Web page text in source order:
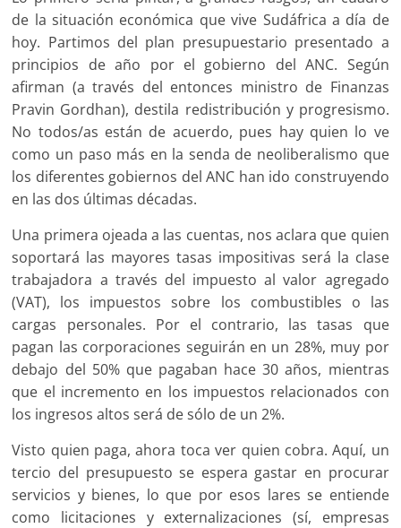
de la situación económica que vive Sudáfrica a día de
hoy. Partimos del plan presupuestario presentado a
principios de año por el gobierno del ANC. Según
afirman (a través del entonces ministro de Finanzas
Pravin Gordhan), destila redistribución y progresismo.
No todos/as están de acuerdo, pues hay quien lo ve
como un paso más en la senda de neoliberalismo que
los diferentes gobiernos del ANC han ido construyendo
en las dos últimas décadas.
Una primera ojeada a las cuentas, nos aclara que quien
soportará las mayores tasas impositivas será la clase
trabajadora a través del impuesto al valor agregado
(VAT), los impuestos sobre los combustibles o las
cargas personales. Por el contrario, las tasas que
pagan las corporaciones seguirán en un 28%, muy por
debajo del 50% que pagaban hace 30 años, mientras
que el incremento en los impuestos relacionados con
los ingresos altos será de sólo de un 2%.
Visto quien paga, ahora toca ver quien cobra. Aquí, un
tercio del presupuesto se espera gastar en procurar
servicios y bienes, lo que por esos lares se entiende
como licitaciones y externalizaciones (sí, empresas